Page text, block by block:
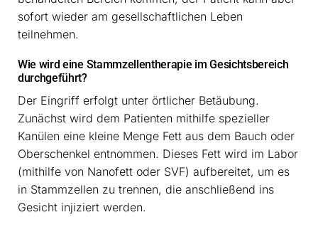
sofort wieder am gesellschaftlichen Leben
teilnehmen.
Wie wird eine Stammzellentherapie im Gesichtsbereich
durchgeführt?
Der Eingriff erfolgt unter örtlicher Betäubung.
Zunächst wird dem Patienten mithilfe spezieller
Kanülen eine kleine Menge Fett aus dem Bauch oder
Oberschenkel entnommen. Dieses Fett wird im Labor
(mithilfe von Nanofett oder SVF) aufbereitet, um es
in Stammzellen zu trennen, die anschließend ins
Gesicht injiziert werden.